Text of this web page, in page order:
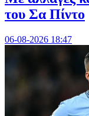
του Σα Πίντο
06-08-2026 18:47